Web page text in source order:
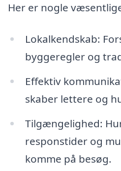
Her er nogle
Lokalkendskab:
byggeregler og
Effektiv
skaber lettere og
Tilgængelighed:
responstider og
komme på besøg.